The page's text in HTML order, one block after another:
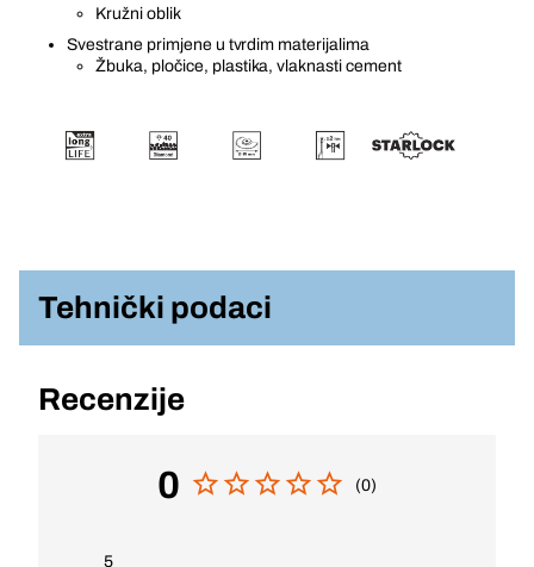
Kružni oblik
Svestrane primjene u tvrdim materijalima
Žbuka, pločice, plastika, vlaknasti cement
Tehnički podaci
Recenzije
0 (0)
5